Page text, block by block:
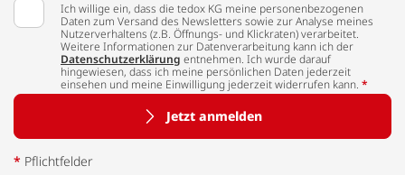
Ich willige ein, dass die tedox KG meine personenbezogenen
Daten zum Versand des Newsletters sowie zur Analyse meines
Nutzerverhaltens (z.B. Öffnungs- und Klickraten) verarbeitet.
Weitere Informationen zur Datenverarbeitung kann ich der
Datenschutzerklärung entnehmen. Ich wurde darauf
hingewiesen, dass ich meine persönlichen Daten jederzeit
einsehen und meine Einwilligung jederzeit widerrufen kann. *
Jetzt anmelden
* Pflichtfelder